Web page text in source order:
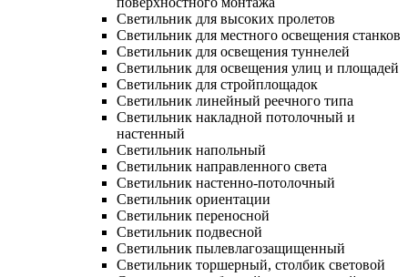
Светильник для высоких пролетов
Светильник для местного освещения станков
Светильник для освещения туннелей
Светильник для освещения улиц и площадей
Светильник для стройплощадок
Светильник линейный реечного типа
Светильник накладной потолочный и
настенный
Светильник напольный
Светильник направленного света
Светильник настенно-потолочный
Светильник ориентации
Светильник переносной
Светильник подвесной
Светильник пылевлагозащищенный
Светильник торшерный, столбик световой